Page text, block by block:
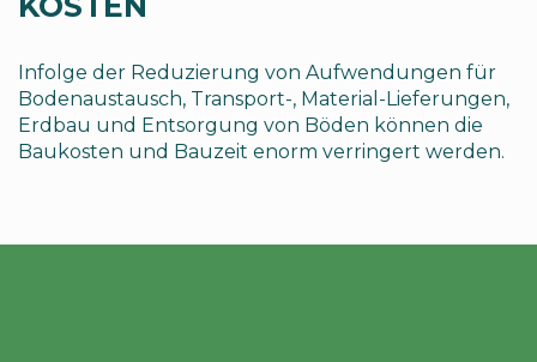
Infolge der Reduzierung von Aufwendungen für
Bodenaustausch, Transport-, Material-Lieferungen,
Erdbau und Entsorgung von Böden können die
Baukosten und Bauzeit enorm verringert werden.